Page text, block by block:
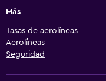
Más
Tasas de aerolíneas
Aerolíneas
Seguridad